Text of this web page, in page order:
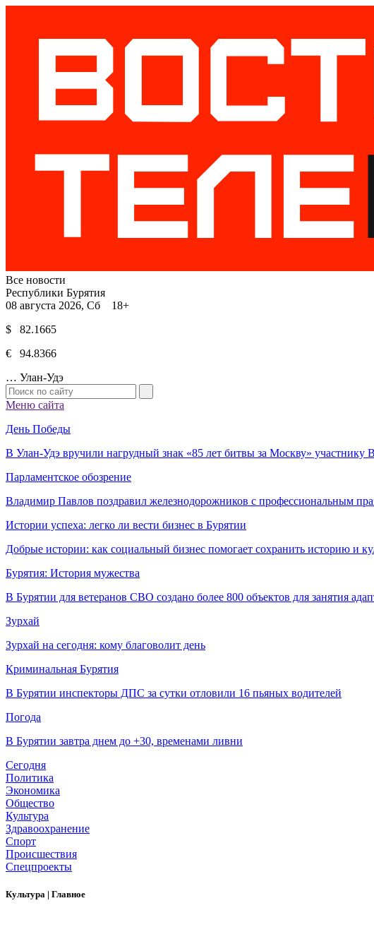
Все новости
Республики Бурятия
08 августа 2026, Сб 18+
$ 82.1665
€ 94.8366
… Улан-Удэ
Меню сайта
День Победы
В Улан-Удэ вручили нагрудный знак «85 лет битвы за Москву» участнику
Парламентское обозрение
Владимир Павлов поздравил железнодорожников с профессиональным
Истории успеха: легко ли вести бизнес в Бурятии
Добрые истории: как социальный бизнес помогает сохранить историю и
Бурятия: История мужества
В Бурятии для ветеранов СВО создано более 800 объектов для занятия
Зурхай
Зурхай на сегодня: кому благоволит день
Криминальная Бурятия
В Бурятии инспекторы ДПС за сутки отловили 16 пьяных водителей
Погода
В Бурятии завтра днем до +30, временами ливни
Сегодня
Политика
Экономика
Общество
Культура
Здравоохранение
Спорт
Происшествия
Спецпроекты
Культура | Главное